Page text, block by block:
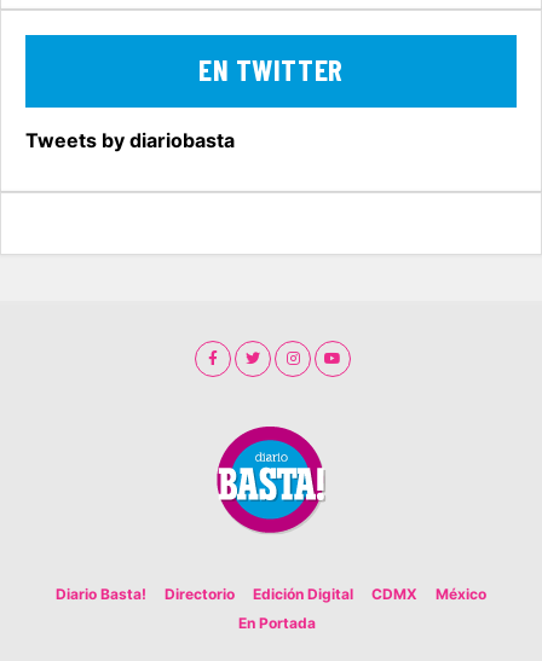
EN TWITTER
Tweets by diariobasta
Diario Basta! Directorio Edición Digital CDMX
México
En Portada